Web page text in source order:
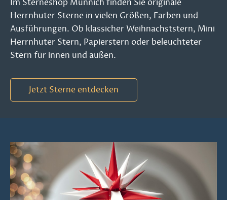
Im Sterneshop Münnich finden Sie originale
Herrnhuter Sterne in vielen Größen, Farben und
Ausführungen. Ob klassicher Weihnachststern, Mini
Herrnhuter Stern, Papierstern oder beleuchteter
Stern für innen und außen.
Jetzt Sterne entdecken